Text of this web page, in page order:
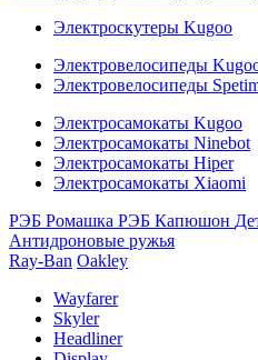
Электроскутеры Kugoo
Электровелосипеды
Электровелосипеды
Электросамокаты Kugoo
Электросамокаты Ninebot
Электросамокаты Hiper
Электросамокаты Xiaomi
РЭБ Ромашка РЭБ Капюшон
Антидроновые ружья
Ray-Ban Oakley
Wayfarer
Skyler
Headliner